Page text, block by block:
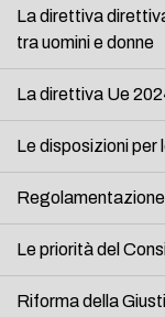
La direttiva
tra uomini e donne
La direttiva Ue
Le disposizioni per
Regolamentazione
Le priorità del
Riforma della